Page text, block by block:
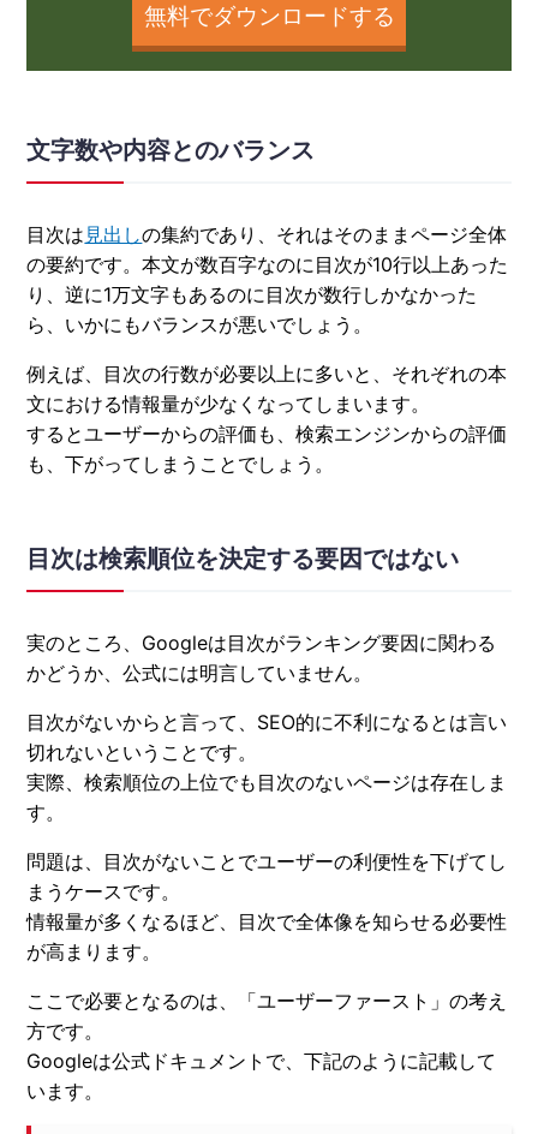
無料でダウンロードする
文字数や内容とのバランス
目次は 見出しの集約であり、それはそのままページ全体
の要約です。本文が数百字なのに目次が10行以上あった
り、逆に1万文字もあるのに目次が数行しかなかった
ら、いかにもバランスが悪いでしょう。
例えば、目次の行数が必要以上に多いと、それぞれの本
文における情報量が少なくなってしまいます。
するとユーザーからの評価も、検索エンジンからの評価
も、下がってしまうことでしょう。
目次は検索順位を決定する要因ではない
実のところ、Googleは目次がランキング要因に関わる
かどうか、公式には明言していません。
目次がないからと言って、SEO的に不利になるとは言い
切れないということです。
実際、検索順位の上位でも目次のないページは存在しま
す。
問題は、目次がないことでユーザーの利便性を下げてし
まうケースです。
情報量が多くなるほど、目次で全体像を知らせる必要性
が高まります。
ここで必要となるのは、「ユーザーファースト」の考え
方です。
Googleは公式ドキュメントで、下記のように記載して
います。